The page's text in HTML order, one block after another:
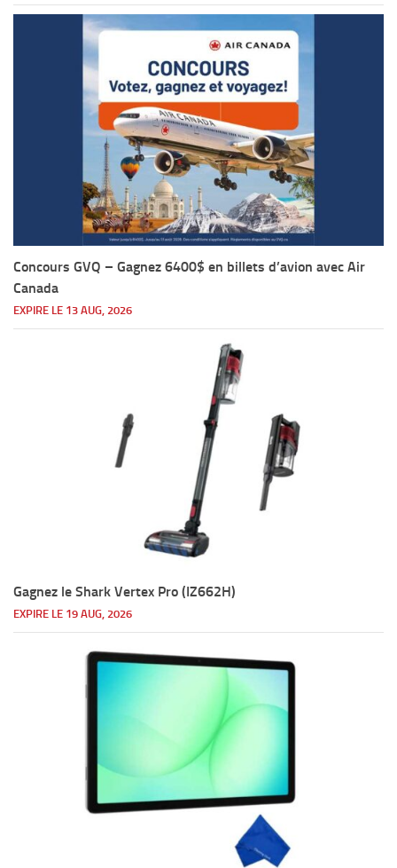
Concours GVQ – Gagnez 6400$ en billets d’avion avec Air
Canada
EXPIRE LE 13 AUG, 2026
Gagnez le Shark Vertex Pro (IZ662H)
EXPIRE LE 19 AUG, 2026